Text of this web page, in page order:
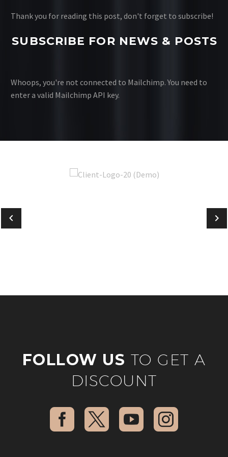
Thank you for reading this post, don't forget to subscribe!
SUBSCRIBE FOR NEWS & POSTS
Whoops, you're not connected to Mailchimp. You need to
enter a valid Mailchimp API key.
FOLLOW US TO GET A
DISCOUNT